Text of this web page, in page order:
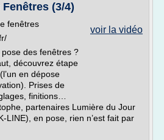
(3/4)
voir la vidéo
fenêtres
des fenêtres ?
découvrez étape
en dépose
Prises de
finitions…
partenaires Lumière du Jour
LINE), en pose, rien n’est fait par